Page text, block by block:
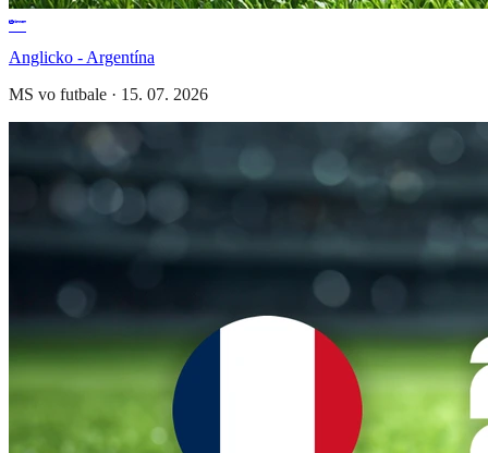
Anglicko - Argentína
MS vo futbale · 15. 07. 2026